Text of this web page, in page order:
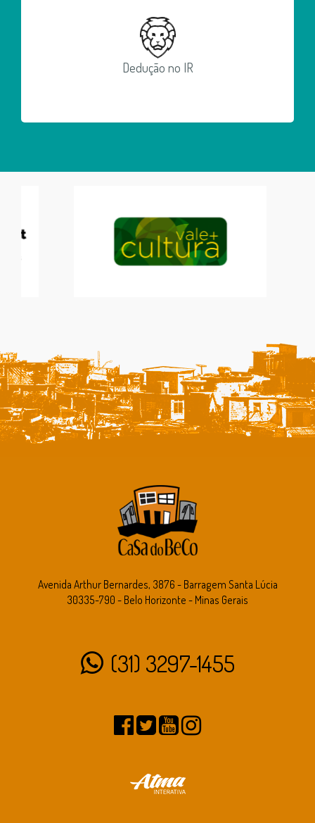
Dedução no IR
Avenida Arthur Bernardes, 3876 - Barragem Santa Lúcia
30335-790 - Belo Horizonte - Minas Gerais
(31) 3297-1455